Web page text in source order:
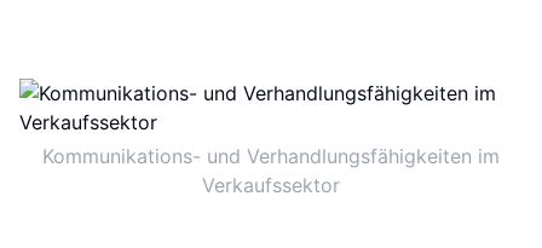
Kommunikations- und Verhandlungsfähigkeiten im
Verkaufssektor